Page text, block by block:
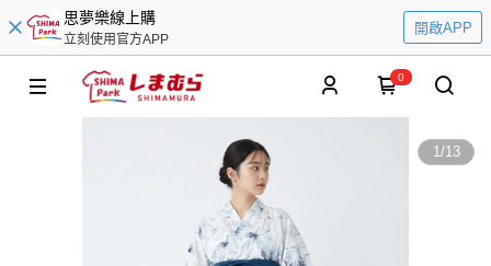
思夢樂線上購
立刻使用官方APP
開啟APP
0
1/13